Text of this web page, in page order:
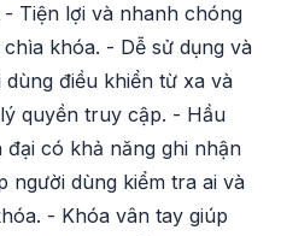
Tiện lợi và nhanh chóng
khóa. - Dễ sử dụng và
điều khiển từ xa và
quyền truy cập. - Hầu
có khả năng ghi nhận
người dùng kiểm tra ai và
- Khóa vân tay giúp